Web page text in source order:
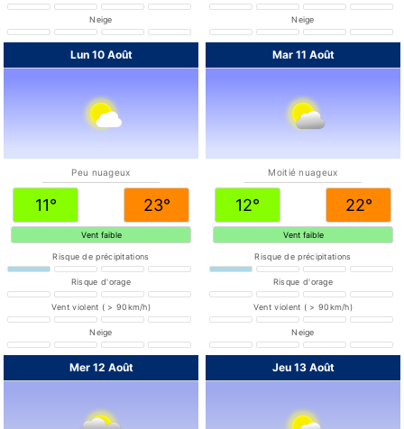
Neige Neige
Lun 10 Août
Peu nuageux
11° 23°
Vent faible
Risque de précipitations
Risque d'orage
Vent violent ( > 90km/h)
Neige
Mar 11 Août
Moitié nuageux
12° 22°
Vent faible
Risque de précipitations
Risque d'orage
Vent violent ( > 90km/h)
Neige
Mer 12 Août Jeu 13 Août